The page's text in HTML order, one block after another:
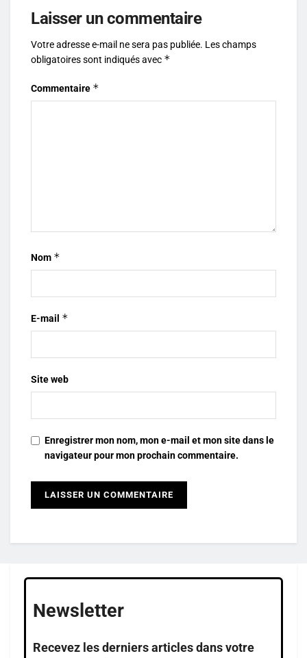
Laisser un commentaire
Votre adresse e-mail ne sera pas publiée. Les champs
obligatoires sont indiqués avec *
Commentaire *
Nom *
E-mail *
Site web
Enregistrer mon nom, mon e-mail et mon site dans le
navigateur pour mon prochain commentaire.
Newsletter
Recevez les derniers articles dans votre